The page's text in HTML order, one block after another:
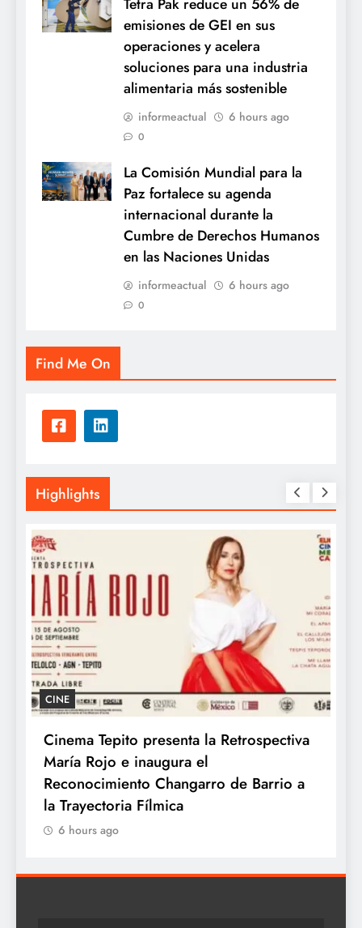
emisiones de GEI en sus
operaciones y acelera
soluciones para una industria
alimentaria más sostenible
informeactual 6 hours ago
0
La Comisión Mundial para la
Paz fortalece su agenda
internacional durante la
Cumbre de Derechos Humanos
en las Naciones Unidas
informeactual 6 hours ago
0
Find Me On
Highlights
Tepito presenta la Retrospectiva
Rojo e inaugura el
Changarro de Barrio a
Trayectoria Fílmica
6 hours ago
Kyoto